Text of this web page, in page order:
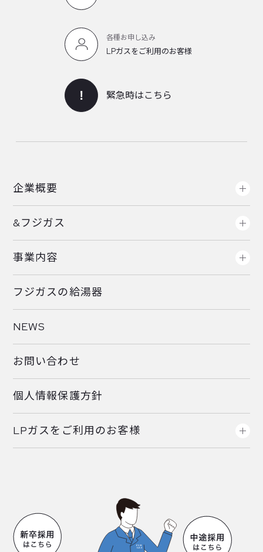
各種お申し込み
LPガスをご利用のお客様
緊急時はこちら
企業概要
&フジガス
事業内容
フジガスの給湯器
NEWS
お問い合わせ
個人情報保護方針
LPガスをご利用のお客様